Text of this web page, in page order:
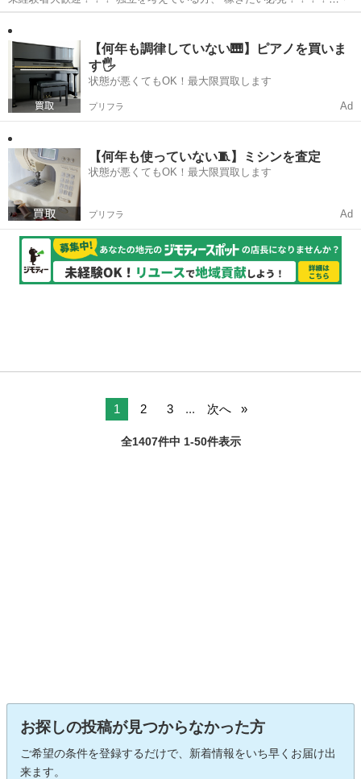
日給 16000円 基本的に現場への直行直帰となります。 突然ですが以下
の方は当社に適性があります！ ・将来独立を考えている方 ・今から手
に職...
【何年も調律していない🎹】ピアノを買いま
す🖐️
状態が悪くてもOK！最大限買取します
プリフラ Ad
【何年も使っていない🧵】ミシンを査定
状態が悪くてもOK！最大限買取します
プリフラ Ad
1 2 3 ... 次へ
全1407件中 1-50件表示
お探しの投稿が見つからなかった方
ご希望の条件を登録するだけで、新着情報をいち早くお届け出
来ます。